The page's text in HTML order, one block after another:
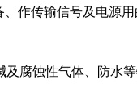
作传输信号及电源
腐蚀性气体、防水